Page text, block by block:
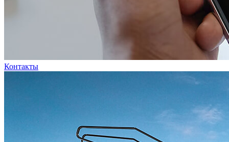
Контакты